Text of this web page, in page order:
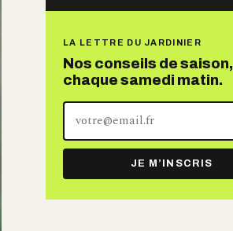
LA LETTRE DU JARDINIER
Nos conseils de saison,
chaque samedi matin.
adresse
mail
JE M’INSCRIS